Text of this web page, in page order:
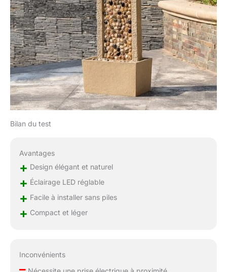
Bilan du test
Avantages
+ Design élégant et naturel
+ Éclairage LED réglable
+ Facile à installer sans piles
+ Compact et léger
Inconvénients
–